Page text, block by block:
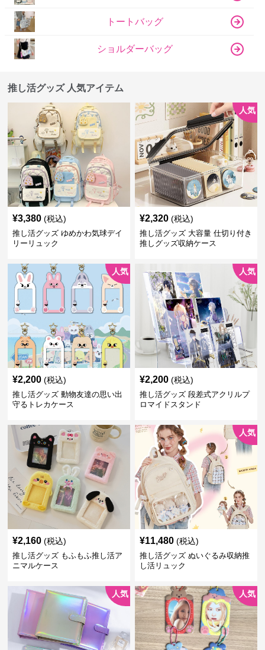
トートバッグ
ショルダーバッグ
推し活グッズ 人気アイテム
¥3,380 (税込)
推し活グッズ ゆめかわ気球デイ
リーリュック
人気
¥2,320 (税込)
推し活グッズ 大容量 仕切り付き
推しグッズ収納ケース
人気
¥2,200 (税込)
推し活グッズ 動物友達の思い出
守るトレカケース
人気
¥2,200 (税込)
推し活グッズ 段差式アクリルプ
ロマイドスタンド
¥2,160 (税込)
推し活グッズ もふもふ推し活ア
ニマルケース
人気
¥11,480 (税込)
推し活グッズ ぬいぐるみ収納推
し活リュック
人気 人気